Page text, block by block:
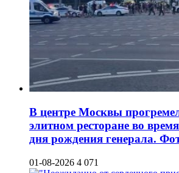
В центре Москвы
элитном ресторане во
дня рождения генерала.
01-08-2026 4 071